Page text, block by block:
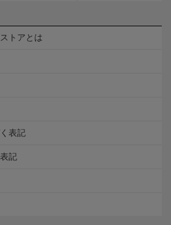
トアとは
表記
記